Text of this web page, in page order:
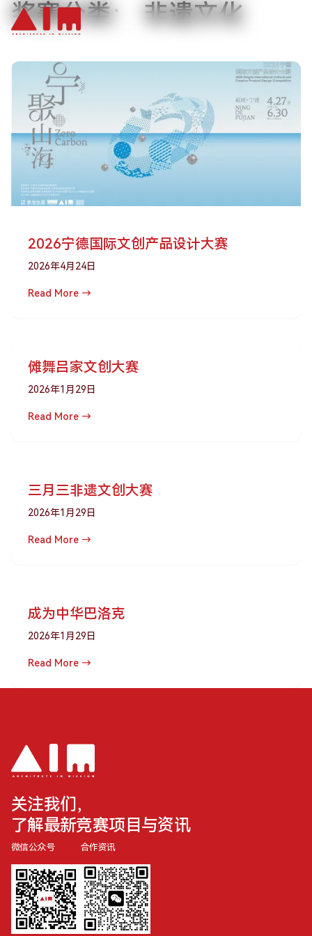
跳到主要内容
奖赛分类： 非遗文化
2026宁德国际文创产品设计大赛
2026年4月24日
Read More →
傩舞吕家文创大赛
2026年1月29日
Read More →
三月三非遗文创大赛
2026年1月29日
Read More →
成为中华巴洛克
2026年1月29日
Read More →
关注我们，
了解最新竞赛项目与资讯
微信公众号 合作资讯